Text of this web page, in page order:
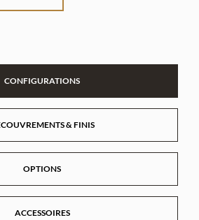
CONFIGURATIONS
& FINIS
OPTIONS
ACCESSOIRES